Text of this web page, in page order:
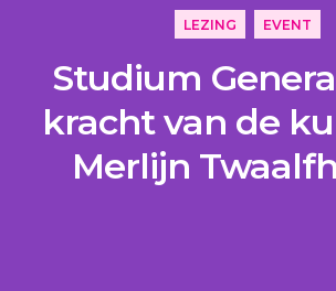
LEZING EVENT
Studium
kracht van de
Merlijn